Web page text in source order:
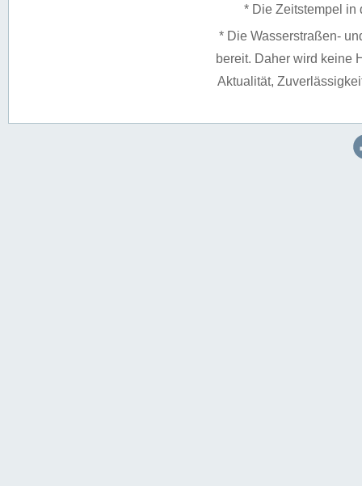
* Die Zeitstempel in
* Die Wasserstraßen-
bereit. Daher wird keine
Aktualität,